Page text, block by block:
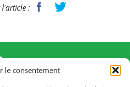
le consentement
:
Chance Moi Aussi pour en
forts et nos résultats.